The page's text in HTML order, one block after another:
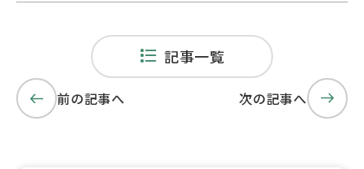
前の記事へ
記事一覧
次の記事へ